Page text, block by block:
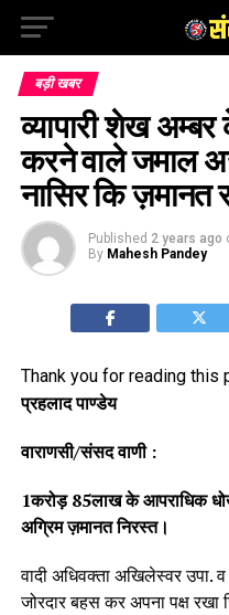
बड़ी खबर
व्यापारी शेख
करने वाले जमाल
नासिर कि ज़मानत
Published 2 years ago
By Mahesh Pandey
Thank you for reading
प्रहलाद पाण्डेय
वाराणसी/संसद वाणी :
1करोड़ 85लाख के आपराधिक
अग्रिम ज़मानत निरस्त।
वादी अधिवक्ता अखिलेस्वर उपा.
जोरदार बहस कर अपना पक्ष